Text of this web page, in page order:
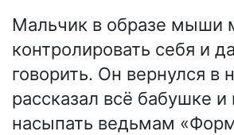
Мальчик в образе мыши
контролировать себя и
говорить. Он вернулся в
рассказал всё бабушке
насыпать ведьмам